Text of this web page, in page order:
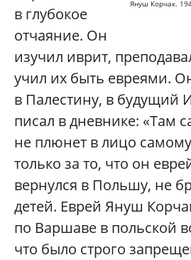
Януш Корчак.
в глубокое
отчаяние. Он
изучил иврит,
учил их быть евреями.
в Палестину, в будущий
писал в дневнике: «Там
не плюнет в лицо
только за то, что он
вернулся в Польшу, не
детей. Еврей Януш
по Варшаве в польской
что было строго